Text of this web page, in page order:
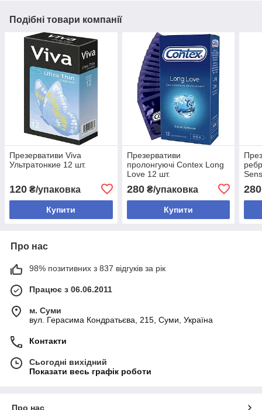
Подібні товари компанії
Презервативи Viva
Ультратонкие 12 шт.
120 ₴/упаковка
Купити
Презервативи
пролонгуючі Contex Long
Love 12 шт.
280₴/упаковка
Купити
280
Про нас
98% позитивних з 837 відгуків за рік
Працює з 06.06.2011
м. Суми
вул. Герасима Кондратьєва, 215, Суми, Україна
Контакти
Сьогодні вихідний
Показати весь графік роботи
Про нас